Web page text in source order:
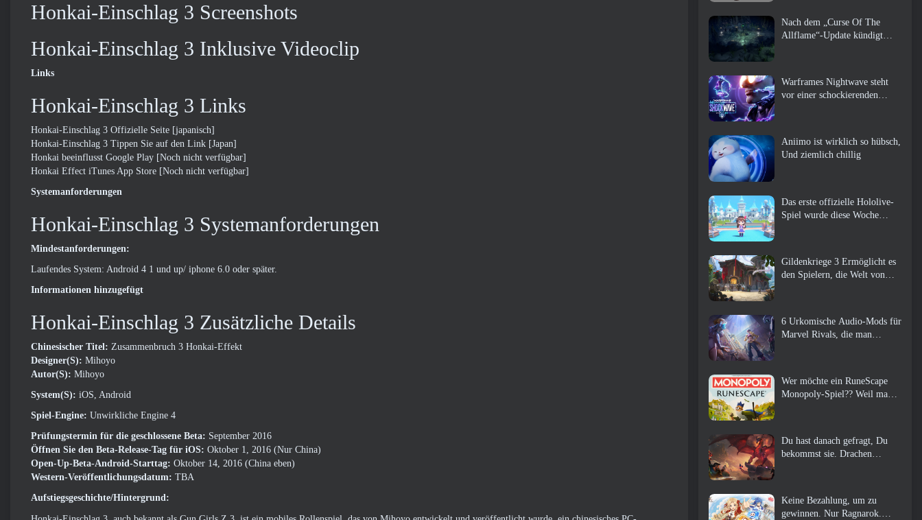
Honkai-Einschlag 3 Screenshots
Honkai-Einschlag 3 Inklusive Videoclip
Links
Honkai-Einschlag 3 Links
Honkai-Einschlag 3 Offizielle Seite [japanisch]
Honkai-Einschlag 3 Tippen Sie auf den Link [Japan]
Honkai beeinflusst Google Play [Noch nicht verfügbar]
Honkai Effect iTunes App Store [Noch nicht verfügbar]
Systemanforderungen
Honkai-Einschlag 3 Systemanforderungen
Mindestanforderungen:
Laufendes System: Android 4 1 und up/ iphone 6.0 oder später.
Informationen hinzugefügt
Honkai-Einschlag 3 Zusätzliche Details
Chinesischer Titel: Zusammenbruch 3 Honkai-Effekt
Designer(S): Mihoyo
Autor(S): Mihoyo
System(S): iOS, Android
Spiel-Engine: Unwirkliche Engine 4
Prüfungstermin für die geschlossene Beta: September 2016
Öffnen Sie den Beta-Release-Tag für iOS: Oktober 1, 2016 (Nur China)
Open-Up-Beta-Android-Starttag: Oktober 14, 2016 (China eben)
Western-Veröffentlichungsdatum: TBA
Aufstiegsgeschichte/Hintergrund:
Nach dem „Curse Of The
Allflame“-Update kündigt
Warframes Nightwave steht
vor einer schockierenden
Aniimo ist wirklich so hübsch,
Und ziemlich chillig
Das erste offizielle Hololive-
Spiel wurde diese Woche
Gildenkriege 3 Ermöglicht es
den Spielern, die Welt von
6 Urkomische Audio-Mods für
Marvel Rivals, die man
Wer möchte ein RuneScape
Monopoly-Spiel?? Weil man
Du hast danach gefragt, Du
bekommst sie. Drachen
Keine Bezahlung, um zu
gewinnen. Nur Ragnarok.